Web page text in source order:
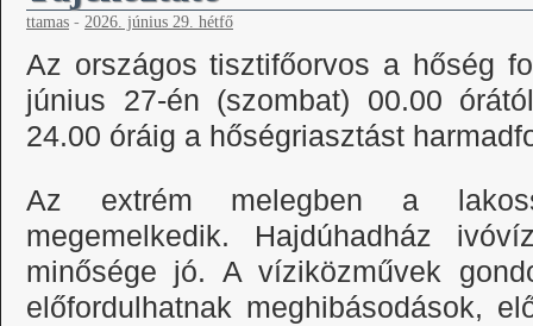
ttamas - 2026. június 29. hétfő
Az országos tisztifőorvos a hőség
június 27-én (szombat) 00.00
24.00 óráig a hőségriasztást
Az extrém melegben a
megemelkedik. Hajdúhadház
minősége jó. A víziközművek
előfordulhatnak meghibásodások,